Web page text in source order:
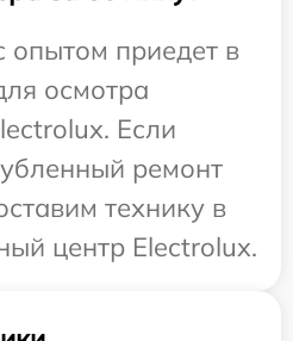
опытом приедет в
осмотра
Если
ремонт
технику в
центр Electrolux.